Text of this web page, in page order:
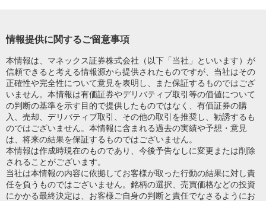
情報提供に関するご留意事項
本情報は、マネックス証券株式会社（以下「当社」といいます）が
信頼できると考える情報源から提供されたものですが、当社はその
正確性や完全性について意見を表明し、また保証するものではござ
いません。本情報は有価証券やデリバティブ取引等の価値について
の判断の基準を示す目的で提供したものではなく、有価証券の購
入、売却、デリバティブ取引、その他の取引を推奨し、勧誘するも
のではございません。本情報に含まれる過去の実績や予想・意見
は、将来の結果を保証するものではございません。
本情報は作成時現在のものであり、今後予告なしに変更または削除
されることがございます。
当社は本情報の内容に依拠してお客様が取った行動の結果に対し責
任を負うものではございません。銘柄の選択、売買価格などの投資
にかかる最終決定は、お客様ご自身の判断と責任でなさるようにお